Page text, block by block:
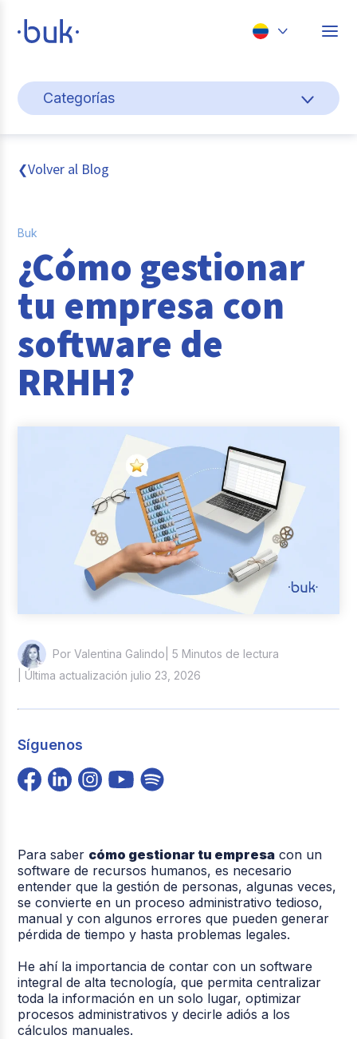
Perú
Categorías
Cultura y bienestar laboral
Gestión de personas
Buk
Transformación digital
Tendencias y Data
Reclutamiento y Selección
Columna del Experto
Entrevistas
❮Volver al Blog
Buk
¿Cómo gestionar
tu empresa con
software de
RRHH?
Por Valentina Galindo | 5 Minutos de lectura
| Última actualización julio 23, 2026
Síguenos
Para saber cómo gestionar tu empresa con un
software de recursos humanos, es necesario
entender que la gestión de personas, algunas veces,
se convierte en un proceso administrativo tedioso,
manual y con algunos errores que pueden generar
pérdida de tiempo y hasta problemas legales.
He ahí la importancia de contar con un software
integral de alta tecnología, que permita centralizar
toda la información en un solo lugar, optimizar
procesos administrativos y decirle adiós a los
cálculos manuales.